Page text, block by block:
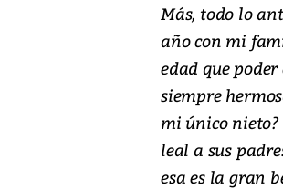
Más, todo lo
año con mi
edad que
siempre
mi único
leal a sus
esa es la gran